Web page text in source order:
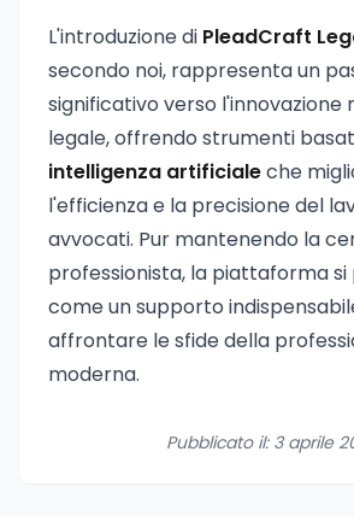
L'introduzione di PleadCraft
secondo noi, rappresenta un
significativo verso l'innovazione
legale, offrendo strumenti
intelligenza artificialeche
l'efficienza e la precisione del
avvocati. Pur mantenendo la
professionista, la piattaforma
come un supporto
affrontare le sfide della
moderna.
Pubblicato il: 3 aprile